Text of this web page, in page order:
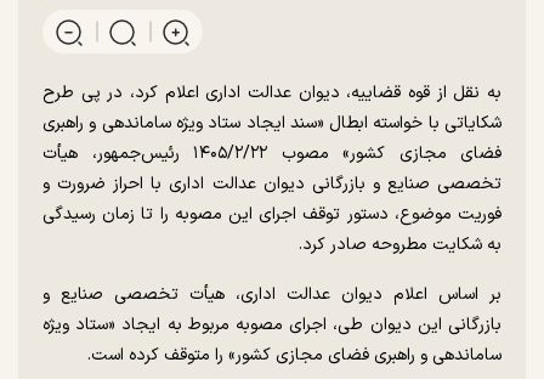
به نقل از قوه قضاییه، دیوان عدالت اداری اعلام کرد، در پی طرح
شکایاتی با خواسته ابطال «سند ایجاد ستاد ویژه ساماندهی و راهبری
فضای مجازی کشور» مصوب ۱۴۰۵/۲/۲۲ رئیس‌جمهور، هیأت
تخصصی صنایع و بازرگانی دیوان عدالت اداری با احراز ضرورت و
فوریت موضوع، دستور توقف اجرای این مصوبه را تا زمان رسیدگی
به شکایت مطروحه صادر کرد.
بر اساس اعلام دیوان عدالت اداری، هیأت تخصصی صنایع و
بازرگانی این دیوان طی، اجرای مصوبه مربوط به ایجاد «ستاد ویژه
ساماندهی و راهبری فضای مجازی کشور» را متوقف کرده است.